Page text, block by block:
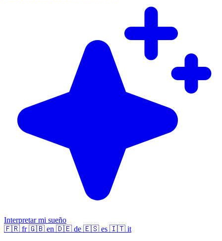
Interpretar mi sueño
🇫🇷 fr 🇬🇧 en 🇩🇪 de 🇪🇸 es 🇮🇹 it